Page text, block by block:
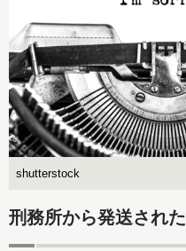
shutterstock
刑務所から発送され